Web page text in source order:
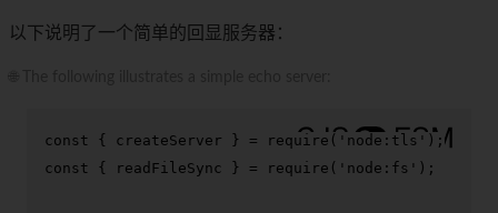
以下说明了一个简单的回显服务器：
const { createServer } = require ( 'node:tls'
const { readFileSync } = require ( 'node:fs' );